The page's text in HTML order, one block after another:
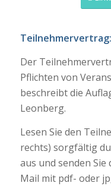
Teilnehmervertrag:
Der
Pflichten von
beschreibt die
Leonberg.
Lesen Sie den
rechts) sorgfältig
aus und senden
Mail mit pdf- oder